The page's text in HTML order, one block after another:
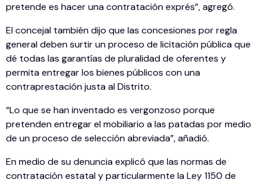
pretende es hacer una contratación exprés”, agregó.
El concejal también dijo que las concesiones por regla
general deben surtir un proceso de licitación pública que
dé todas las garantías de pluralidad de oferentes y
permita entregar los bienes públicos con una
contraprestación justa al Distrito.
“Lo que se han inventado es vergonzoso porque
pretenden entregar el mobiliario a las patadas por medio
de un proceso de selección abreviada”, añadió.
En medio de su denuncia explicó que las normas de
contratación estatal y particularmente la Ley 1150 de